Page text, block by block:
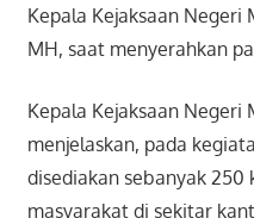
Kepala Kejaksaan Negeri
MH, saat menyerahkan
Kepala Kejaksaan Negeri
menjelaskan, pada
disediakan sebanyak 250
masyarakat di sekitar